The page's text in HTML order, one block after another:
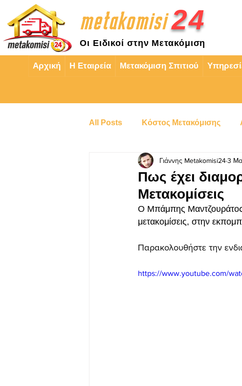
metakomisi 24
Οι Ειδικοί στην Μετακόμιση
Αρχική Η Εταιρεία Μετακόμιση Σπιτιού
All Posts Κόστος Μετακόμισης
Μετακόμιση στην Κηφισιά
Μετακόμιση Ηλικιωμένων
Πως έχει
Μετακομίσεις
Γιάννης Metakomisi243
Ο Μπάμπης Μαντζουράτος
μετακομίσεις, στην
Παρακολουθήστε την
https://www.youtube.com/